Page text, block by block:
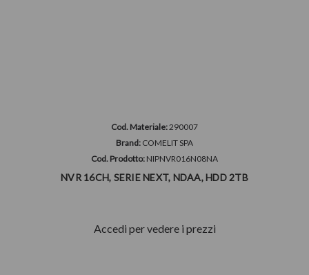
Cod. Materiale: 290007
Brand: COMELIT SPA
Cod. Prodotto: NIPNVR016N08NA
NVR 16CH, SERIE NEXT, NDAA, HDD 2TB
Accedi per vedere i prezzi